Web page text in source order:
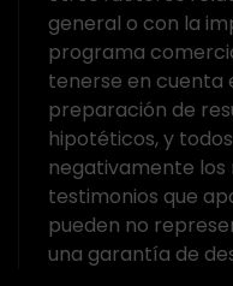
general o con la
programa
tenerse en cuenta
preparación de
hipotéticos, y
negativamente los
testimonios que
pueden no
una garantía de